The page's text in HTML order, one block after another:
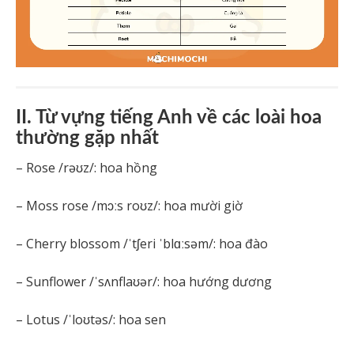
II. Từ vựng tiếng Anh về các loài hoa
thường gặp nhất
– Rose /rəʊz/: hoa hồng
– Moss rose /mɔːs roʊz/: hoa mười giờ
– Cherry blossom /ˈtʃeri ˈblɑːsəm/: hoa đào
– Sunflower /ˈsʌnflaʊər/: hoa hướng dương
– Lotus /ˈloʊtəs/: hoa sen